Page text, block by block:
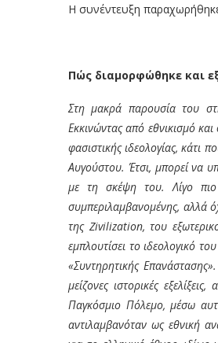
Η συνέντευξη
Πώς διαμορφώθηκε και
Στη μακρά παρουσία του
Εκκινώντας από εθνικισμό
φασιστικής ιδεολογίας, κάτι
Αυγούστου. Έτσι, μπορεί να
με τη σκέψη του. Λίγο πιο
συμπεριλαμβανομένης, αλλά
της Zivilization, του
εμπλουτίσει το ιδεολογικό
«Συντηρητικής
μείζονες ιστορικές
Παγκόσμιο Πόλεμο, μέσω
αντιλαμβανόταν ως εθνική